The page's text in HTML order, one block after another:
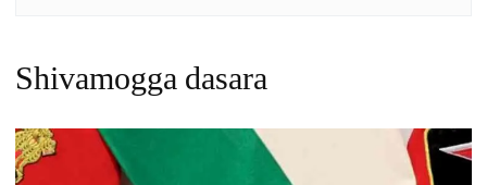
Shivamogga dasara